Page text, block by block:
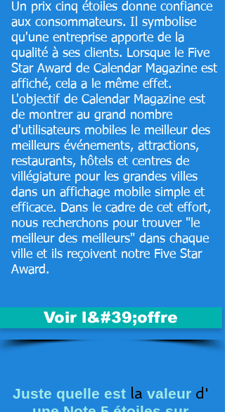
Un prix cinq étoiles donne confiance
aux consommateurs. Il symbolise
qu'une entreprise apporte de la
qualité à ses clients. Lorsque le Five
Star Award de Calendar Magazine est
affiché, cela a le même effet.
L'objectif de Calendar Magazine est
de montrer au grand nombre
d'utilisateurs mobiles le meilleur des
meilleurs événements, attractions,
restaurants, hôtels et centres de
villégiature pour les grandes villes
dans un affichage mobile simple et
efficace. Dans le cadre de cet effort,
nous recherchons pour trouver "le
meilleur des meilleurs" dans chaque
ville et ils reçoivent notre Five Star
Award.
Voir l&#39;offre
Juste quelle estla valeurd'